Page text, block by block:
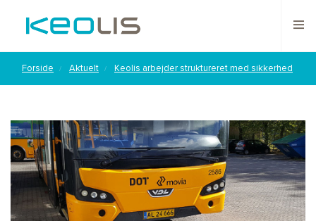
Forside Aktuelt Keolis arbejder struktureret med sikkerhed